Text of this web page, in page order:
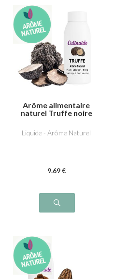
Arôme alimentaire
naturel Truffe noire
Liquide - Arôme Naturel
9.69 €